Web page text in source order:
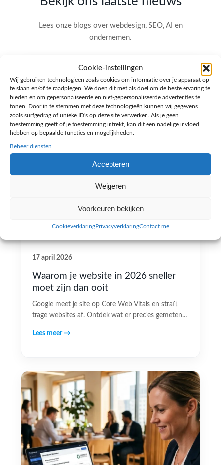
Cookie-instellingen
Wij gebruiken technologieën zoals cookies om informatie over je apparaat op
te slaan en/of te raadplegen. We doen dit met als doel om de beste ervaring te
bieden en om gepersonaliseerde en niet-gepersonaliseerde advertenties te
tonen. Door in te stemmen met deze technologieën kunnen wij gegevens
zoals surfgedrag of unieke ID's op deze site verwerken. Als je geen
toestemming geeft of je toestemming intrekt, kan dit een nadelige invloed
hebben op bepaalde functies en mogelijkheden.
Beheer diensten
Accepteren
Weigeren
Voorkeuren bekijken
CookieverklaringPrivacyverklaringContact me
Lees onze blogs over webdesign, SEO, AI en
ondernemen.
17 april 2026
Waarom je website in 2026 sneller
moet zijn dan ooit
Google meet je site op Core Web Vitals en straft
trage websites af. Ontdek wat er precies gemeten…
Lees meer →